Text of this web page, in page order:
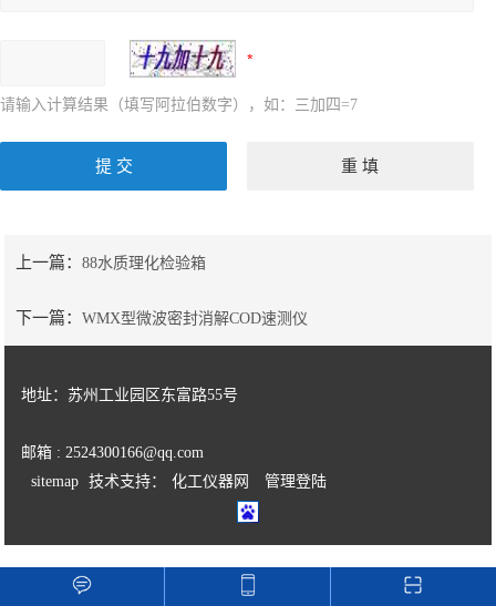
请输入计算结果（填写阿拉伯数字），如：三加四=7
上一篇：88水质理化检验箱
下一篇：WMX型微波密封消解COD速测仪
地址：苏州工业园区东富路55号
邮箱 : 2524300166@qq.com
sitemap
技术支持： 化工仪器网 管理登陆